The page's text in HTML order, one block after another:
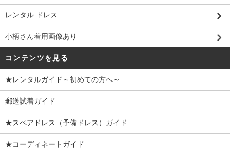
レンタル ドレス
小柄さん着用画像あり
コンテンツを見る
★レンタルガイド～初めての方へ～
郵送試着ガイド
★スペアドレス（予備ドレス）ガイド
★コーディネートガイド